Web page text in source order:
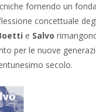
fornendo un
concettuale degli
e Salvo
per le nuove
secolo.